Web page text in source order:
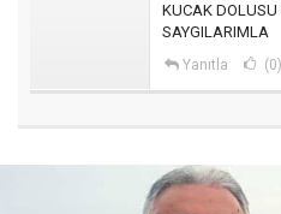
KUCAK
SAYGILARIMLA
Yanıtla (0)